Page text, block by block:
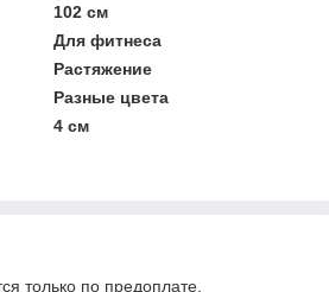
102 см
Для фитнеса
Растяжение
Разные цвета
4 см
только по предоплате.